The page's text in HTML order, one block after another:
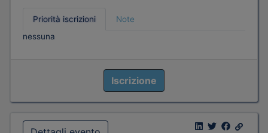
Priorità iscrizioni
Note
nessuna
Iscrizione